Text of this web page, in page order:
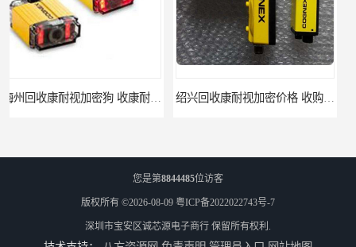
您是第8844485位访客
版权所有 ©2026-08-09 粤ICP备2022022743号-7
深圳市宝安区诚芯源电子商行 保留所有权利.